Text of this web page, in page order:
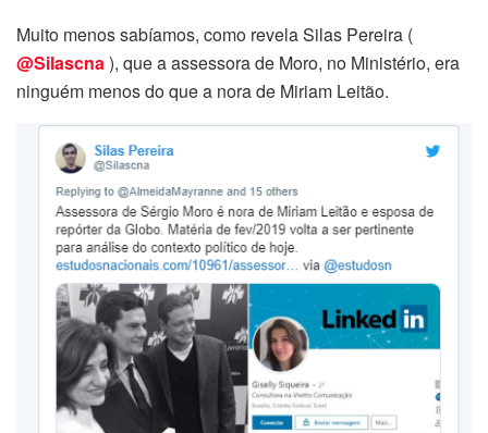
Muito menos sabíamos, como revela Silas Pereira (
@Silascna), que a assessora de Moro, no Ministério, era
ninguém menos do que a nora de Miriam Leitão.